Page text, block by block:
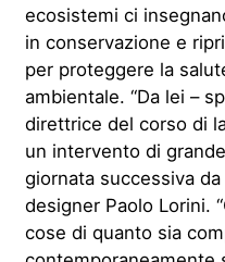
ecosistemi ci
in conservazione e
per proteggere la
ambientale. “Da lei –
direttrice del corso di
un intervento di
giornata successiva
designer Paolo Lorini.
cose di quanto sia